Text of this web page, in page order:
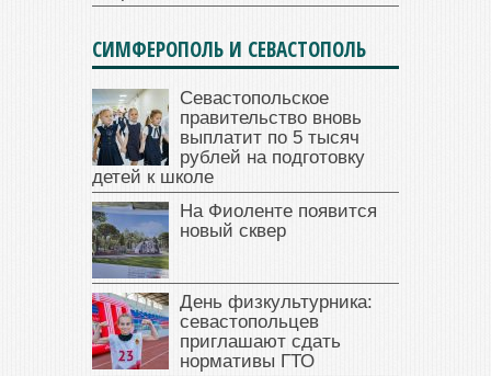
СИМФЕРОПОЛЬ И СЕВАСТОПОЛЬ
Севастопольское
правительство вновь
выплатит по 5 тысяч
рублей на подготовку
детей к школе
На Фиоленте появится
новый сквер
День физкультурника:
севастопольцев
приглашают сдать
нормативы ГТО